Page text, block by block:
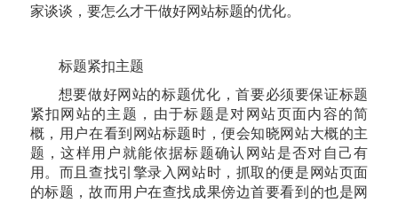
家谈谈，要怎么才干做好网站标题的优化。
标题紧扣主题
想要做好网站的标题优化，首要必须要保证标题
紧扣网站的主题，由于标题是对网站页面内容的简
概，用户在看到网站标题时，便会知晓网站大概的主
题，这样用户就能依据标题确认网站是否对自己有
用。而且查找引擎录入网站时，抓取的便是网站页面
的标题，故而用户在查找成果傍边首要看到的也是网